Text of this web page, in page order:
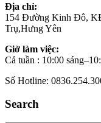
Địa chỉ:
154 Đường Kinh Đô,
Trụ,Hưng Yên
Giờ làm việc:
Cả tuần : 10:00
Số Hotline:
Search